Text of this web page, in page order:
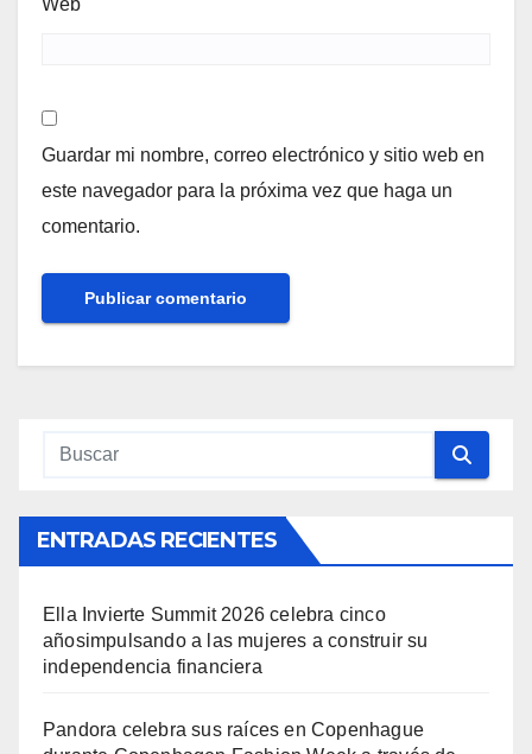
Web
Guardar mi nombre, correo electrónico y sitio web en
este navegador para la próxima vez que haga un
comentario.
ENTRADAS RECIENTES
Ella Invierte Summit 2026 celebra cinco
añosimpulsando a las mujeres a construir su
independencia financiera
Pandora celebra sus raíces en Copenhague